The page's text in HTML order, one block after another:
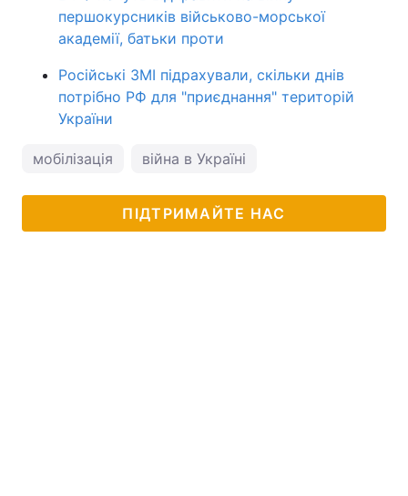
першокурсників військово-морської
академії, батьки проти
Російські ЗМІ підрахували, скільки днів
потрібно РФ для "приєднання" територій
України
мобілізація війна в Україні
ПІДТРИМАЙТЕ НАС